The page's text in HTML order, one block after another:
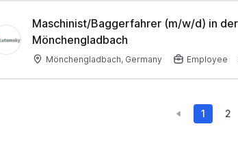
Maschinist/Baggerfahrer (m/w/d) in
Mönchengladbach
Mönchengladbach, Germany Employee
1 2